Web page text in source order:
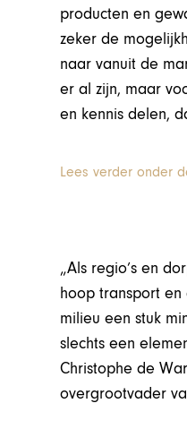
producten en
zeker de
naar vanuit de
er al zijn, maar
en kennis delen,
Lees verder onder
„Als regio’s en
hoop transport
milieu een stuk
slechts een
Christophe de
overgrootvader